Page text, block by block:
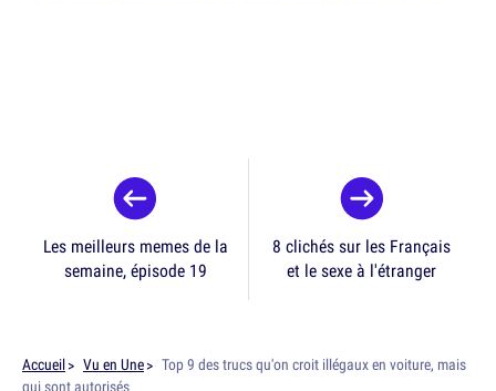
Les meilleurs memes de la
semaine, épisode 19
8 clichés sur les Français
et le sexe à l'étranger
Accueil Vu en Une
Top 9 des trucs qu'on croit illégaux en voiture, mais
qui sont autorisés